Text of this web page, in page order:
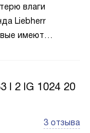
влаги
Liebherr
имеют
стенки». Такие
зоной
I 2 IG 1024 20
3 отзыва